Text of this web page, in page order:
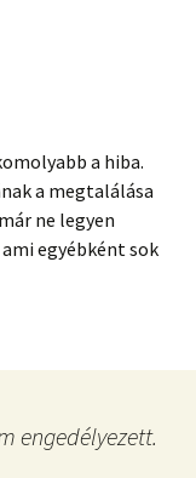
a hiba.
a megtalálása
ne legyen
egyébként sok
engedélyezett.